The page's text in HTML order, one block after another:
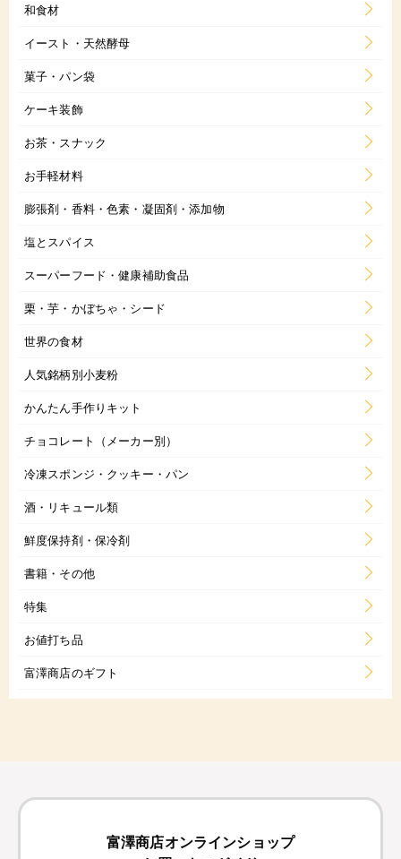
和食材
イースト・天然酵母
菓子・パン袋
ケーキ装飾
お茶・スナック
お手軽材料
膨張剤・香料・色素・凝固剤・添加物
塩とスパイス
スーパーフード・健康補助食品
栗・芋・かぼちゃ・シード
世界の食材
人気銘柄別小麦粉
かんたん手作りキット
チョコレート（メーカー別）
冷凍スポンジ・クッキー・パン
酒・リキュール類
鮮度保持剤・保冷剤
書籍・その他
特集
お値打ち品
富澤商店のギフト
富澤商店オンラインショップ